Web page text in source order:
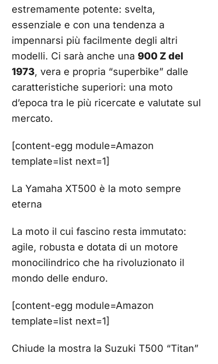
estremamente potente: svelta,
essenziale e con una tendenza a
impennarsi più facilmente degli altri
modelli. Ci sarà anche una 900 Z del
1973, vera e propria “superbike” dalle
caratteristiche superiori: una moto
d’epoca tra le più ricercate e valutate sul
mercato.
[content-egg module=Amazon
template=list next=1]
La Yamaha XT500 è la moto sempre
eterna
La moto il cui fascino resta immutato:
agile, robusta e dotata di un motore
monocilindrico che ha rivoluzionato il
mondo delle enduro.
[content-egg module=Amazon
template=list next=1]
Chiude la mostra la Suzuki T500 “Titan”